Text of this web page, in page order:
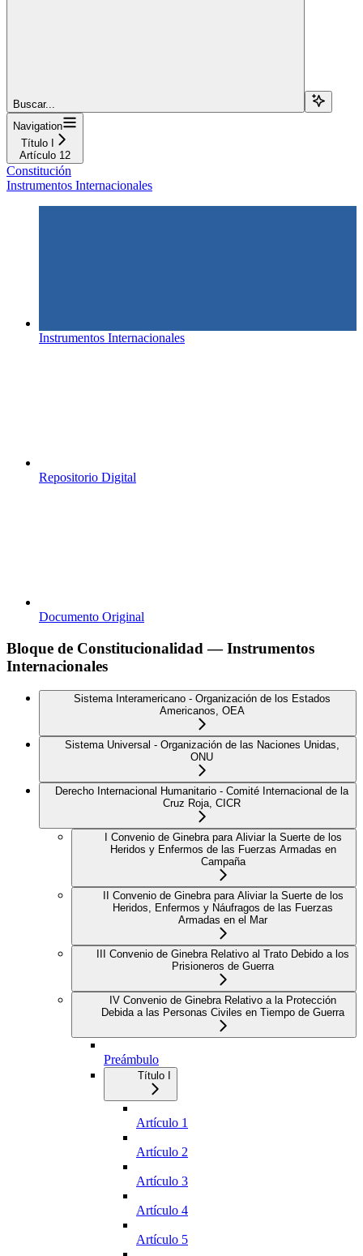
Buscar...
Navigation
Título I
Artículo 12
Constitución
Instrumentos Internacionales
Instrumentos Internacionales
Repositorio Digital
Documento Original
Bloque de Constitucionalidad — Instrumentos
Internacionales
Sistema Interamericano - Organización de los Estados
Americanos, OEA
Sistema Universal - Organización de las Naciones Unidas,
ONU
Derecho Internacional Humanitario - Comité Internacional de la
Cruz Roja, CICR
I Convenio de Ginebra para Aliviar la Suerte de los
Heridos y Enfermos de las Fuerzas Armadas en
Campaña
II Convenio de Ginebra para Aliviar la Suerte de los
Heridos, Enfermos y Náufragos de las Fuerzas
Armadas en el Mar
III Convenio de Ginebra Relativo al Trato Debido a los
Prisioneros de Guerra
IV Convenio de Ginebra Relativo a la Protección
Debida a las Personas Civiles en Tiempo de Guerra
Preámbulo
Título I
Artículo 1
Artículo 2
Artículo 3
Artículo 4
Artículo 5